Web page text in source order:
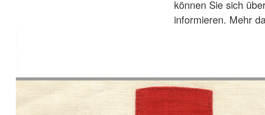
können Sie sich
informieren. Mehr